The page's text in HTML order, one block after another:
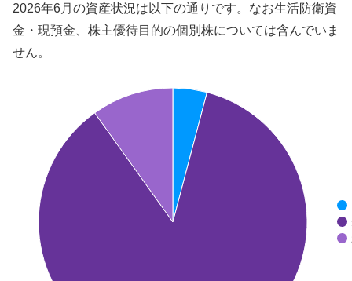
2026年6月の資産状況は以下の通りです。なお生活防衛資
金・現預金、株主優待目的の個別株については含んでいま
せん。